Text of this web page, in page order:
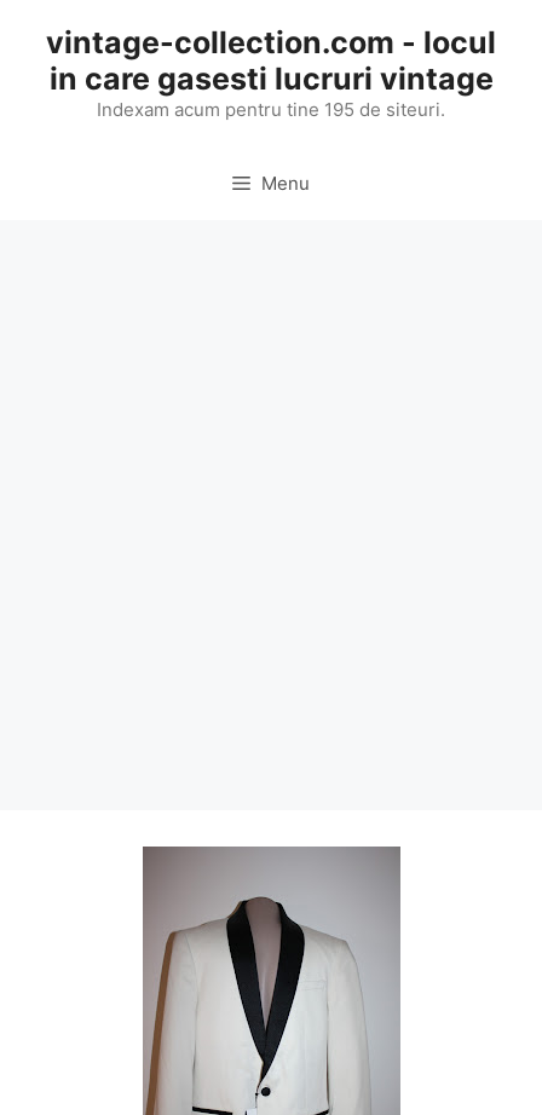
content
vintage-collection.com - locul
in care gasesti lucruri vintage
Indexam acum pentru tine 195 de siteuri.
Menu